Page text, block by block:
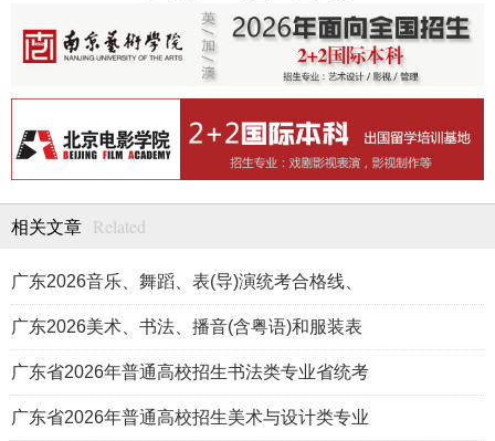
相关文章 Related
广东2026音乐、舞蹈、表(导)演统考合格线、
广东2026美术、书法、播音(含粤语)和服装表
广东省2026年普通高校招生书法类专业省统考
广东省2026年普通高校招生美术与设计类专业